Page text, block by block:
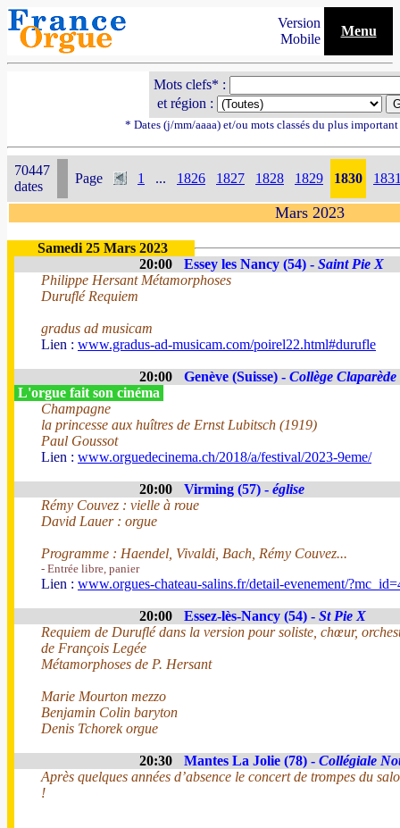
Version
Mobile
Menu
Mots clefs* :
et région :
* Dates (j/mm/aaaa) et/ou mots classés du plus
70447
dates
Page 1 ... 1826 1827 1828 1829 1830
Mars 2023
Samedi 25 Mars 2023
20:00
Essey les Nancy (54) - Saint Pie X
Philippe Hersant Métamorphoses
Duruflé Requiem
gradus ad musicam
Lien : www.gradus-ad-musicam.com/poirel22.html#durufle
20:00 Genève (Suisse) - Collège Claparède
L'orgue fait son cinéma
Champagne
la princesse aux huîtres de Ernst Lubitsch (1919)
Paul Goussot
Lien : www.orguedecinema.ch/2018/a/festival/2023-9eme/
20:00 Virming (57) - église
Rémy Couvez : vielle à roue
David Lauer : orgue
Programme : Haendel, Vivaldi, Bach, Rémy Couvez...
- Entrée libre, panier
Lien : www.orgues-chateau-salins.fr/detail-evenement/
20:00 Essez-lès-Nancy (54) - St Pie X
Requiem de Duruflé dans la version pour soliste, chœur,
de François Legée
Métamorphoses de P. Hersant
Marie Mourton mezzo
Benjamin Colin baryton
Denis Tchorek orgue
20:30 Mantes La Jolie (78) - Collégiale
Après quelques années d’absence le concert de trompes du
!